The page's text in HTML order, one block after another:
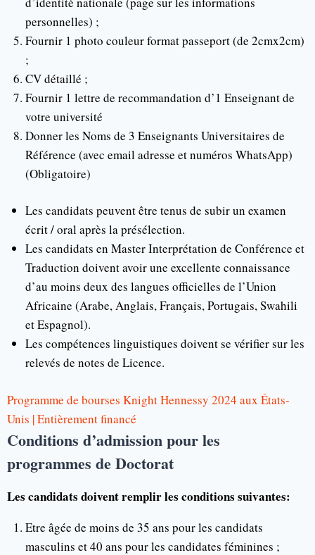
personnelles) ;
Fournir 1 photo couleur format passeport (de 2cmx2cm)
;
CV détaillé ;
Fournir 1 lettre de recommandation d’1 Enseignant de
votre université
Donner les Noms de 3 Enseignants Universitaires de
Référence (avec email adresse et numéros WhatsApp)
(Obligatoire)
Les candidats peuvent être tenus de subir un examen
écrit / oral après la présélection.
Les candidats en Master Interprétation de Conférence et
Traduction doivent avoir une excellente connaissance
d’au moins deux des langues officielles de l’Union
Africaine (Arabe, Anglais, Français, Portugais, Swahili
et Espagnol).
Les compétences linguistiques doivent se vérifier sur les
relevés de notes de Licence.
Programme de bourses Knight Hennessy 2024 aux États-
Unis | Entièrement financé
Conditions d’admission pour les
programmes de Doctorat
Les candidats doivent remplir les conditions suivantes:
Etre âgée de moins de 35 ans pour les candidats
masculins et 40 ans pour les candidates féminines ;